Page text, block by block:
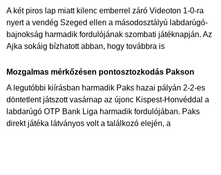
A két piros lap miatt kilenc emberrel záró Videoton 1-0-ra
nyert a vendég Szeged ellen a másodosztályú labdarúgó-
bajnokság harmadik fordulójának szombati játéknapján. Az
Ajka sokáig bízhatott abban, hogy továbbra is
Mozgalmas mérkőzésen pontosztozkodás Pakson
A legutóbbi kiírásban harmadik Paks hazai pályán 2-2-es
döntetlent játszott vasárnap az újonc Kispest-Honvéddal a
labdarúgó OTP Bank Liga harmadik fordulójában. Paks
direkt játéka látványos volt a találkozó elején, a